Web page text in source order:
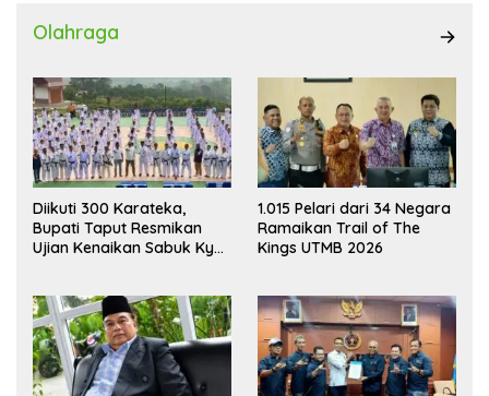
Olahraga
Diikuti 300 Karateka,
Bupati Taput Resmikan
Ujian Kenaikan Sabuk Kyu
1.015 Pelari dari 34 Negara
Ramaikan Trail of The
Kings UTMB 2026